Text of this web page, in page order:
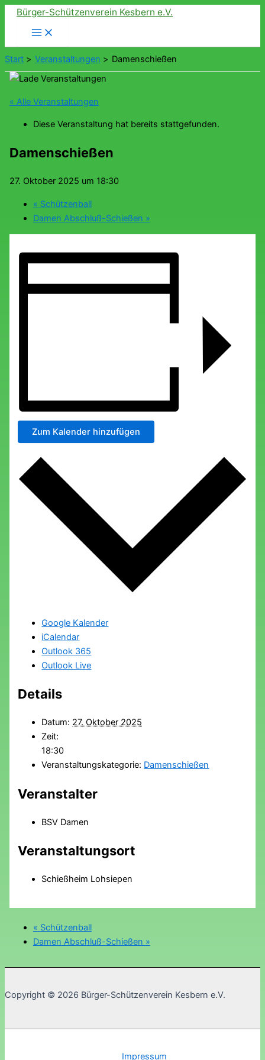
Zum
springen
Bürger-Schützenverein Kesbern e.V.
Start Veranstaltungen Damenschießen
« Alle Veranstaltungen
Diese Veranstaltung hat bereits stattgefunden.
Damenschießen
27. Oktober 2025 um 18:30
« Schützenball
Damen Abschluß-Schießen »
Zum Kalender hinzufügen
Google Kalender
iCalendar
Outlook 365
Outlook Live
Details
Datum: 27. Oktober 2025
Zeit:
18:30
Veranstaltungskategorie: Damenschießen
Veranstalter
BSV Damen
Veranstaltungsort
Schießheim Lohsiepen
« Schützenball
Damen Abschluß-Schießen »
Copyright © 2026 Bürger-Schützenverein Kesbern e.V.
Impressum